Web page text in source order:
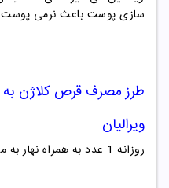
سازی پوست باعث نرمی
طرز مصرف
ویرالیان
روزانه 1 عدد به همراه نهار به مدت 3 ماه مصرف شود.